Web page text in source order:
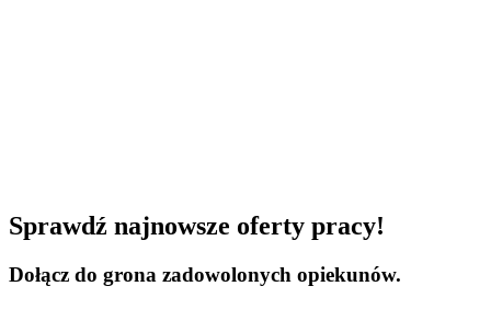
Sprawdź najnowsze oferty pracy!
Dołącz do grona zadowolonych opiekunów.